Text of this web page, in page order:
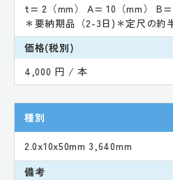
t= 2（mm） A= 10（mm） B=
＊要納期品（2-3日)＊定尺の約
価格(税別)
4,000 円 / 本
種別
2.0x10x50mm 3,640mm
備考